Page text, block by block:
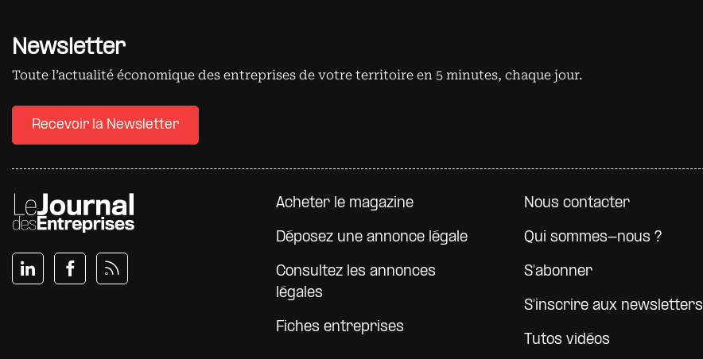
Newsletter
Toute l’actualité économique des entreprises de votre territoire en 5 minutes, chaque jour.
Recevoir la Newsletter
Pied de page
Acheter le magazine
Déposez une annonce légale
Consultez les annonces
légales
Fiches entreprises
Nous contacter
Qui sommes-nous ?
S'abonner
S'inscrire aux newsletters
Tutos vidéos